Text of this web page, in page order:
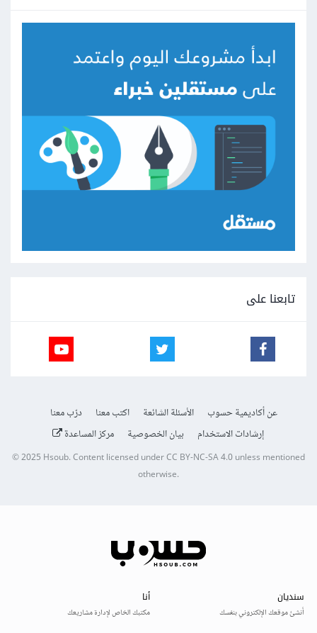
تابعنا على
عن أكاديمية حسوب الأسئلة الشائعة اكتب معنا
درّب معنا
إرشادات الاستخدام
بيان الخصوصية مركز المساعدة
© 2025Hsoub.Content licensed underCC BY-NC-SA 4.0unless mentioned
otherwise.